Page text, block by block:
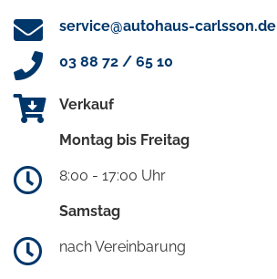
service@autohaus-carlsson.de
03 88 72 / 65 10
Verkauf
Montag bis Freitag
8:00 - 17:00 Uhr
Samstag
nach Vereinbarung